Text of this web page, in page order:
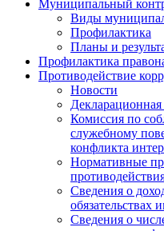
Муниципальный
Виды
Профилактика
Планы и
Профилактика
Противодействие
Новости
Комиссия по
служебному
конфликта
Нормативные
Сведения о
обязательствах
Сведения о